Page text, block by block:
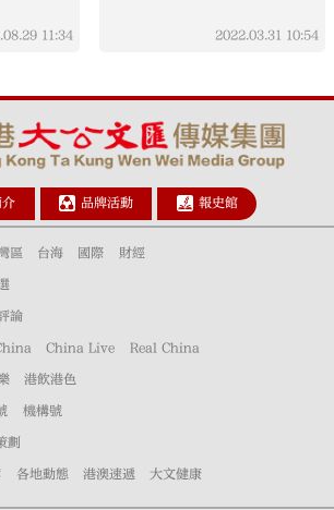
11:34 2022.03.31 10:54
品牌活動 報史館
區 台海 國際 財經
論
China Live Real China
港飲港色
機構號
劃
各地動態 港澳速遞 大文健康